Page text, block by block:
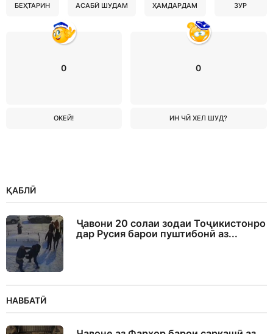
БЕҲТАРИН АСАБӢ ШУДАМ ҲАМДАРДАМ ЗУР
0
ОКЕЙ!
0
ИН ЧӢ ХЕЛ ШУД?
ҚАБЛӢ
Ҷавони 20 солаи зодаи Тоҷикистонро
дар Русия барои пуштибонӣ аз...
НАВБАТӢ